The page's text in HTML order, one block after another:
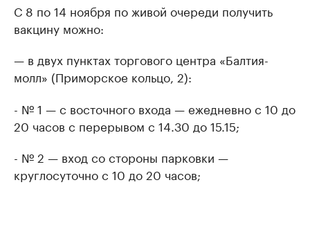
С 8 по 14 ноября по живой очереди получить
вакцину можно:
— в двух пунктах торгового центра «Балтия-
молл» (Приморское кольцо, 2):
- № 1 — с восточного входа — ежедневно с 10 до
20 часов с перерывом с 14.30 до 15.15;
- № 2 — вход со стороны парковки —
круглосуточно с 10 до 20 часов;